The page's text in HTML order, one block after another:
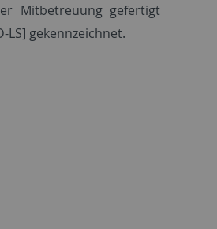
Mitbetreuung gefertigt
gekennzeichnet.